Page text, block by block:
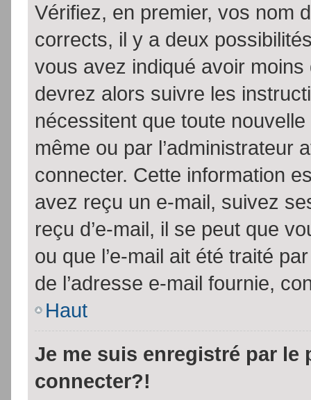
Vérifiez, en premier, vos nom
corrects, il y a deux
vous avez indiqué avoir
devrez alors suivre les
nécessitent que toute
même ou par l’administrateur
connecter. Cette information
avez reçu un e-mail, suivez
reçu d’e-mail, il se peut que
ou que l’e-mail ait été traité
de l’adresse e-mail fournie,
Haut
Je me suis enregistré par le
connecter?!